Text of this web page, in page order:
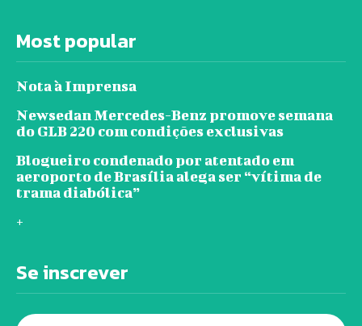
Most popular
Nota à Imprensa
Newsedan Mercedes-Benz promove semana
do GLB 220 com condições exclusivas
Blogueiro condenado por atentado em
aeroporto de Brasília alega ser “vítima de
trama diabólica”
+
Se inscrever